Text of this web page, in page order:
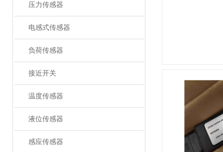
压力传感器
电感式传感器
负荷传感器
接近开关
温度传感器
液位传感器
感应传感器